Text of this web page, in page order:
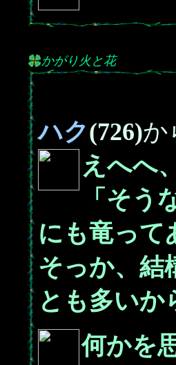
かがり火と花
ハク(726)か
えへへ
「そ
にも竜って
そっか、結
とも多い
何かを